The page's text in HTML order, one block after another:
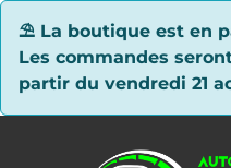
⛱ La boutique est en
Les commandes
partir du vendredi 21
Panneau de gestion